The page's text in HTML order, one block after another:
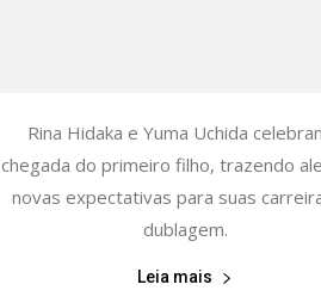
Rina Hidaka e Yuma Uchida
chegada do primeiro filho, trazendo
novas expectativas para suas
dublagem.
Leia mais